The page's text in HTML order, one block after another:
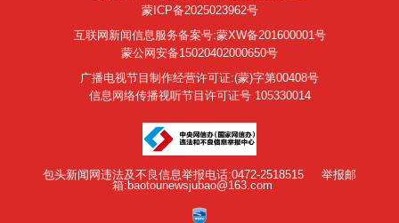
蒙ICP备2025023962号
互联网新闻信息服务备案号:蒙XW备201600001号
蒙公网安备15020402000650号
广播电视节目制作经营许可证:(蒙)字第00408号
信息网络传播视听节目许可证号 105330014
包头新闻网违法及不良信息举报电话:0472-2518515
举报邮
箱:baotounewsjubao@163.com